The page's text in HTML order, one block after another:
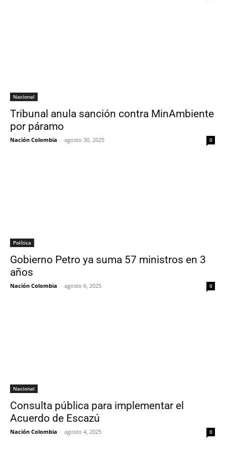
Nacional
Tribunal anula sanción contra MinAmbiente
por páramo
Nación Colombia - agosto 30, 2025 0
Política
Gobierno Petro ya suma 57 ministros en 3
años
Nación Colombia - agosto 6, 2025 0
Nacional
Consulta pública para implementar el
Acuerdo de Escazú
Nación Colombia - agosto 4, 2025 0